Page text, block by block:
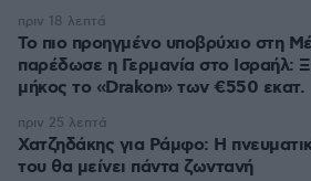
Το πιο προηγμένο υποβρύχιο στη
παρέδωσε η Γερμανία στο Ισραήλ:
μήκος το «Drakon» των €550 εκατ.
πριν 18 λεπτά
Χατζηδάκης για Ράμφο: Η
του θα μείνει πάντα ζωντανή
πριν 25 λεπτά